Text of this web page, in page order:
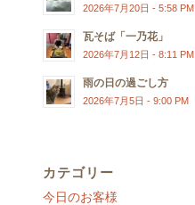
2026年7月20日 - 5:58 PM
瓦そば「一乃花」
2026年7月12日 - 8:11 PM
雨の日の過ごし方
2026年7月5日 - 9:00 PM
カテゴリー
今日のお客様